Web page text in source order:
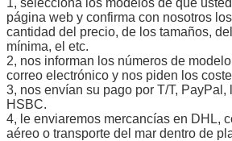
página web y confirma con nosotros
cantidad del precio, de los tamaños,
mínima, el etc.
2, nos informan los números de
correo electrónico y nos piden los
3, nos envían su pago por T/T,
HSBC.
4, le enviaremos mercancías en DHL,
aéreo o transporte del mar dentro de